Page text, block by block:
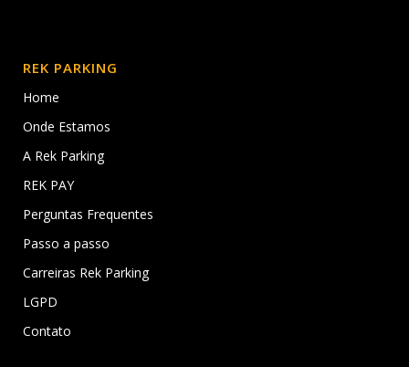
REK PARKING
Home
Onde Estamos
A Rek Parking
REK PAY
Perguntas Frequentes
Passo a passo
Carreiras Rek Parking
LGPD
Contato